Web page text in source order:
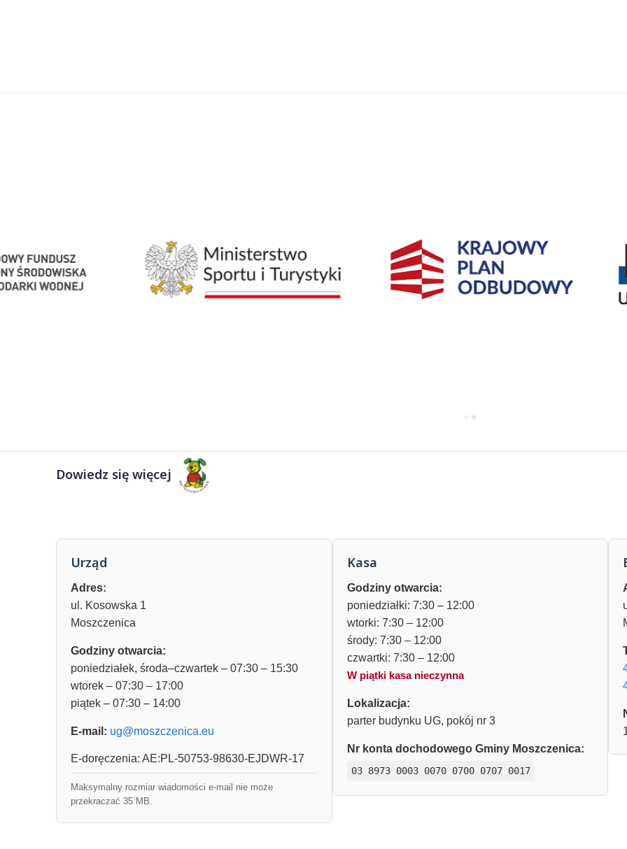
Dowiedz się więcej
Urząd
Adres:
ul. Kosowska 1
Moszczenica
Godziny otwarcia:
poniedziałek, środa–czwartek – 07:30 – 15:30
wtorek – 07:30 – 17:00
piątek – 07:30 – 14:00
E-mail: ug@moszczenica.eu
E-doręczenia: AE:PL-50753-98630-EJDWR-17
Maksymalny rozmiar wiadomości e-mail nie może
przekraczać 35 MB.
Kasa
Godziny otwarcia:
poniedziałki: 7:30 – 12:00
wtorki: 7:30 – 12:00
środy: 7:30 – 12:00
czwartki: 7:30 – 12:00
W piątki kasa nieczynna
Lokalizacja:
parter budynku UG, pokój nr 3
Nr konta dochodowego Gminy Moszczenica:
03 8973 0003 0070 0700 0707 0017